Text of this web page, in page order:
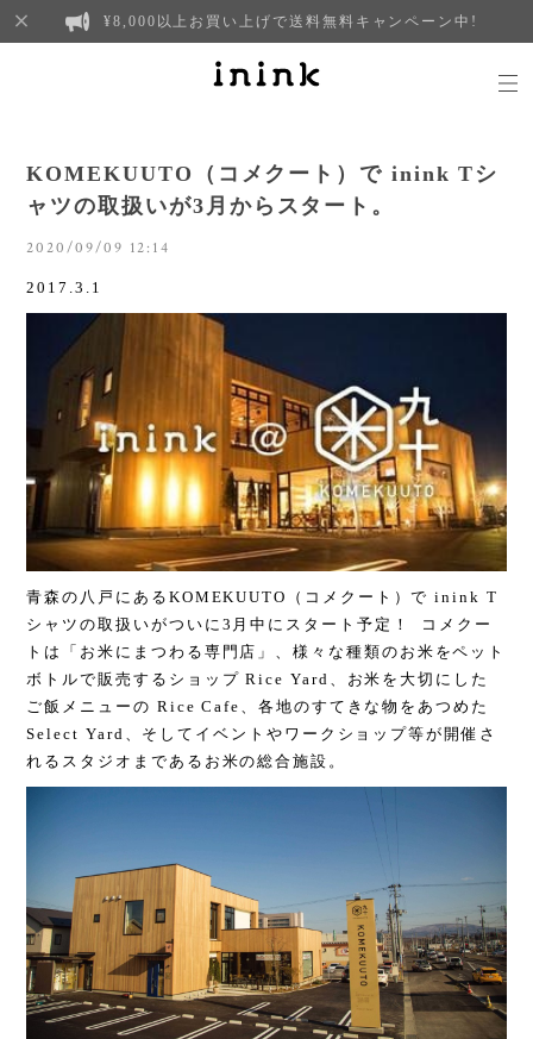
¥8,000以上お買い上げで送料無料キャンペーン中!
KOMEKUUTO（コメクート）で inink Tシ
ャツの取扱いが3月からスタート。
2020/09/09 12:14
2017.3.1
青森の八戸にあるKOMEKUUTO（コメクート）で inink T
シャツの取扱いがついに3月中にスタート予定！ コメクー
トは「お米にまつわる専門店」、様々な種類のお米をペット
ボトルで販売するショップ Rice Yard、お米を大切にした
ご飯メニューの Rice Cafe、各地のすてきな物をあつめた
Select Yard、そしてイベントやワークショップ等が開催さ
れるスタジオまであるお米の総合施設。